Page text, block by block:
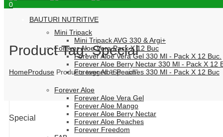
0
BAUTURI NUTRITIVE
Mini Tripack
Mini Tripack AVG 330 & Argi+
Forever Aloe Vera Pack X 12 Buc
Forever Aloe Vera Gel 330 Ml - Pack X 12 Buc.
Forever Aloe Berry Nectar 330 Ml - Pack X 12
Forever Aloe Peaches 330 Ml - Pack X 12 Buc
Forever Aloe
Forever Aloe Vera Gel
Forever Aloe Mango
Forever Aloe Berry Nectar
Forever Aloe Peaches
Forever Freedom
Product Tag: Special
HomeProduse Products tagged “Special”
Special